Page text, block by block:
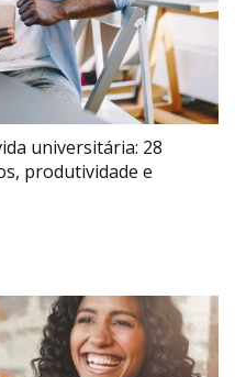
universitária: 28
produtividade e